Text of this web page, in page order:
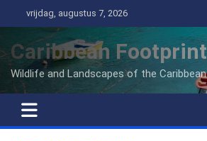
naar
inhoud
vrijdag, augustus 7, 2026
Caribbean Footprint
Wildlife and Landscapes of the Caribbean